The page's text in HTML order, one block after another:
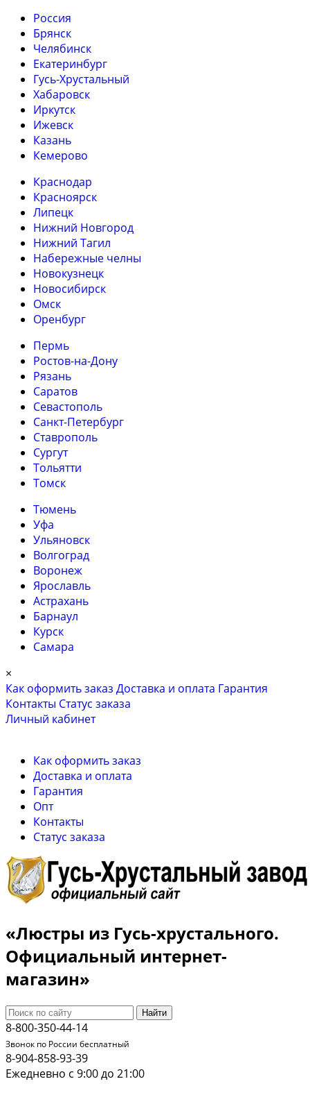
Россия
Брянск
Челябинск
Екатеринбург
Гусь-Хрустальный
Хабаровск
Иркутск
Ижевск
Казань
Кемерово
Краснодар
Красноярск
Липецк
Нижний Новгород
Нижний Тагил
Набережные челны
Новокузнецк
Новосибирск
Омск
Оренбург
Пермь
Ростов-на-Дону
Рязань
Саратов
Севастополь
Санкт-Петербург
Ставрополь
Сургут
Тольятти
Томск
Тюмень
Уфа
Ульяновск
Волгоград
Воронеж
Ярославль
Астрахань
Барнаул
Курск
Самара
×
Как оформить заказ Доставка и оплата Гарантия
Контакты Cтатус заказа
Личный кабинет
Как оформить заказ
Доставка и оплата
Гарантия
Опт
Контакты
Cтатус заказа
«Люстры из Гусь-хрустального.
Официальный интернет-
магазин»
Найти
8-800-350-44-14
Звонок по России бесплатный
8-904-858-93-39
Ежедневно с 9:00 до 21:00